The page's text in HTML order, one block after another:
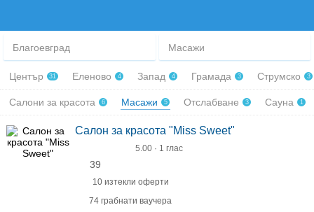
Благоевград Масажи
Център 31 Еленово 4 Запад 4 Грамада 3 Струмско 3
Салони за красота 6 Масажи 5 Отслабване 3 Сауна 1
Салон за красота "Miss Sweet"
5.00 · 1 глас
39
10 изтекли оферти
74 грабнати ваучера